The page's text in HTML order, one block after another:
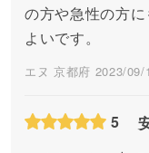
の方や急性の方
よいです。
エヌ 京都府 2023/
5